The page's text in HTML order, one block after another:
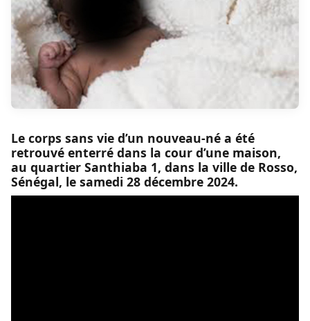
Le corps sans vie d’un nouveau-né a été
retrouvé enterré dans la cour d’une maison,
au quartier Santhiaba 1, dans la ville de Rosso,
Sénégal, le samedi 28 décembre 2024.